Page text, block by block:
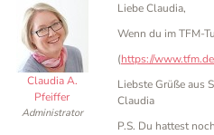
Claudia A.
Pfeiffer
Administrator
Liebe Claudia,
Wenn du im TFM-
(https://
Liebste Grüße aus
Claudia
P.S. Du hattest